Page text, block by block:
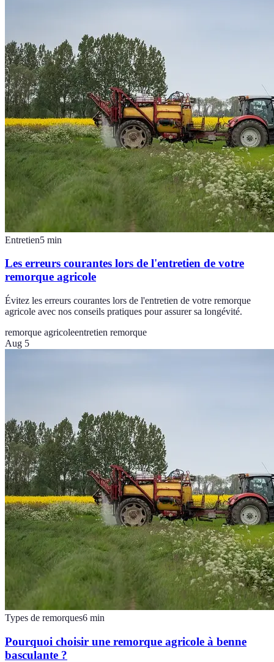
Entretien5 min
Les erreurs courantes lors de l'entretien de votre
remorque agricole
Évitez les erreurs courantes lors de l'entretien de votre remorque
agricole avec nos conseils pratiques pour assurer sa longévité.
remorque agricoleentretien remorque
Aug 5
Types de remorques6 min
Pourquoi choisir une remorque agricole à benne
basculante ?